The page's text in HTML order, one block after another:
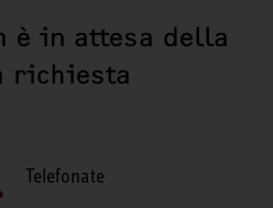
è in attesa della
richiesta
Telefonate